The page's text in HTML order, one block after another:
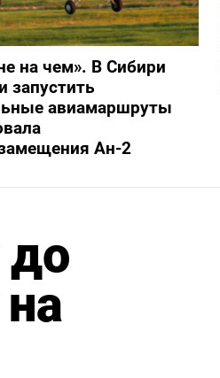
на чем». В Сибири
запустить
авиамаршруты
Ан-2
до